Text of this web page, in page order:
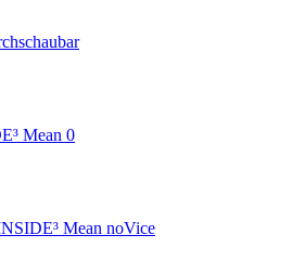
Mean 0
Mean noVice